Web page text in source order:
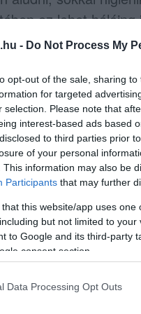
- Do Not Process My
opt-out of the sale, sharing
for targeted
selection. Please note that
interest-based ads based
to third parties prior
of your personal
This information may also be
Participants that may further
that this website/app uses
but not limited to
to Google and its third-party
consent section.
Data Processing Opt Outs
ez lehet
megoldás: védi a
is, nyáron akár
a legjobb
bír, így nem
hiszen gyakran
sokáig